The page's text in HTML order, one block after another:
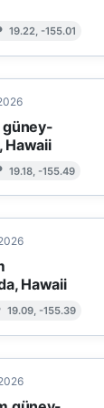
19.22, -155.01
güney-
Hawaii
19.18, -155.49
Hawaii
19.09, -155.39